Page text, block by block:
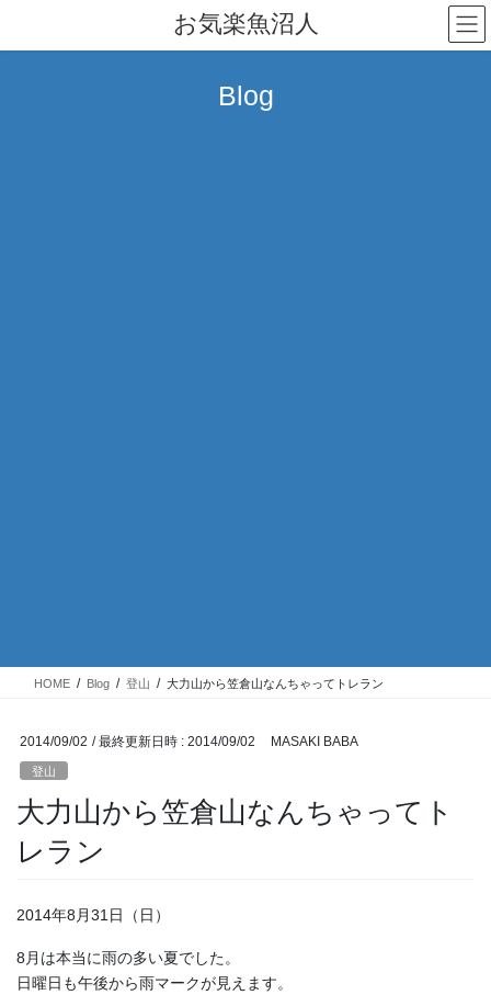
テ
ゲ
お気楽魚沼人
Blog
HOME Blog 登山 大力山から笠倉山なんちゃってトレラン
2014/09/02 / 最終更新日時 : 2014/09/02 MASAKI BABA
登山
大力山から笠倉山なんちゃってト
レラン
2014年8月31日（日）
8月は本当に雨の多い夏でした。
日曜日も午後から雨マークが見えます。